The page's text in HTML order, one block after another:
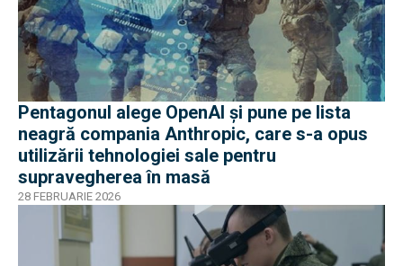
Pentagonul alege OpenAI și pune pe lista
neagră compania Anthropic, care s-a opus
utilizării tehnologiei sale pentru
supravegherea în masă
28 FEBRUARIE 2026